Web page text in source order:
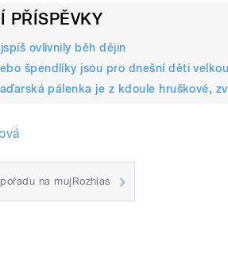
PŘÍSPĚVKY
ovlivnily běh dějin
špendlíky jsou pro dnešní děti
pálenka je z kdoule hruškové,
na mujRozhlas